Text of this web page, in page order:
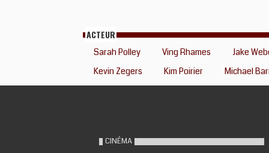
ACTEUR
Sarah Polley Ving Rhames
Jake
Kevin Zegers
Kim Poirier Michael
CINÉMA